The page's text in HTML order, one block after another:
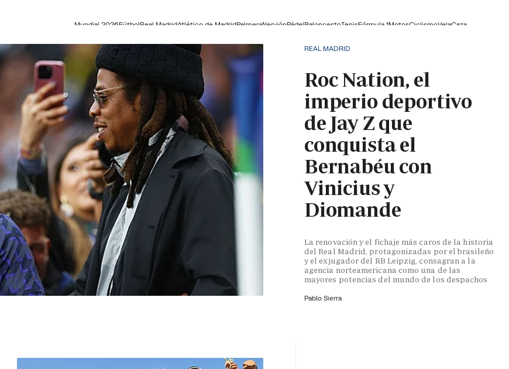
Mundial 2026FútbolReal MadridAtlético de MadridPalmeraNerviónPádelBaloncestoTenisFórmula 1MotosCiclismoVelaCaza
REAL MADRID
Roc Nation, el
imperio deportivo
de Jay Z que
conquista el
Bernabéu con
Vinicius y
Diomande
La renovación y el fichaje más caros de la historia
del Real Madrid, protagonizadas por el brasileño
y el exjugador del RB Leipzig, consagran a la
agencia norteamericana como una de las
mayores potencias del mundo de los despachos
Pablo Sierra